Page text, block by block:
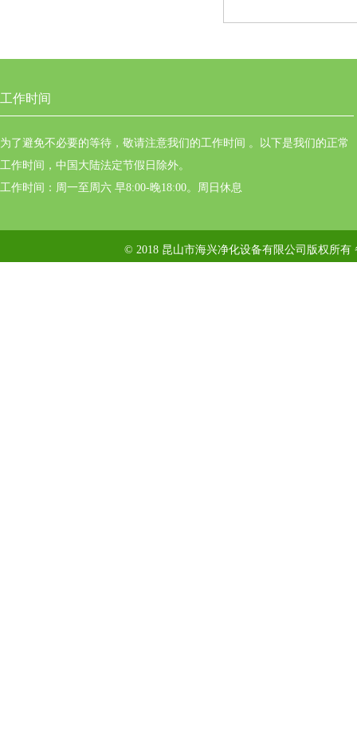
工作时间
为了避免不必要的等待，敬请注意我们的工作时间 。以下是我们的正常
工作时间，中国大陆法定节假日除外。
工作时间：周一至周六 早8:00-晚18:00。周日休息
© 2018 昆山市海兴净化设备有限公司版权所有